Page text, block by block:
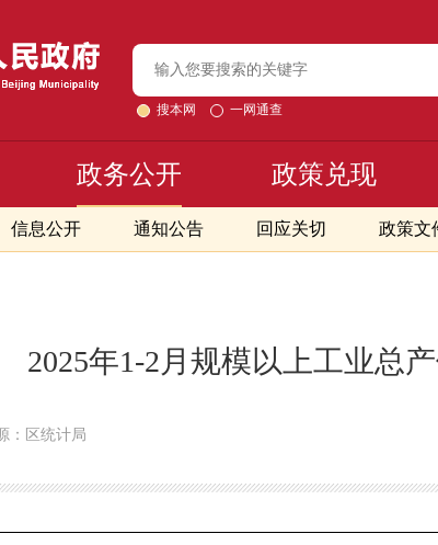
搜本网 一网通查
政务公开
信息公开 通知公告 回应关切 政策文
政策兑现
2025年1-2月规模以上工业总
：区统计局